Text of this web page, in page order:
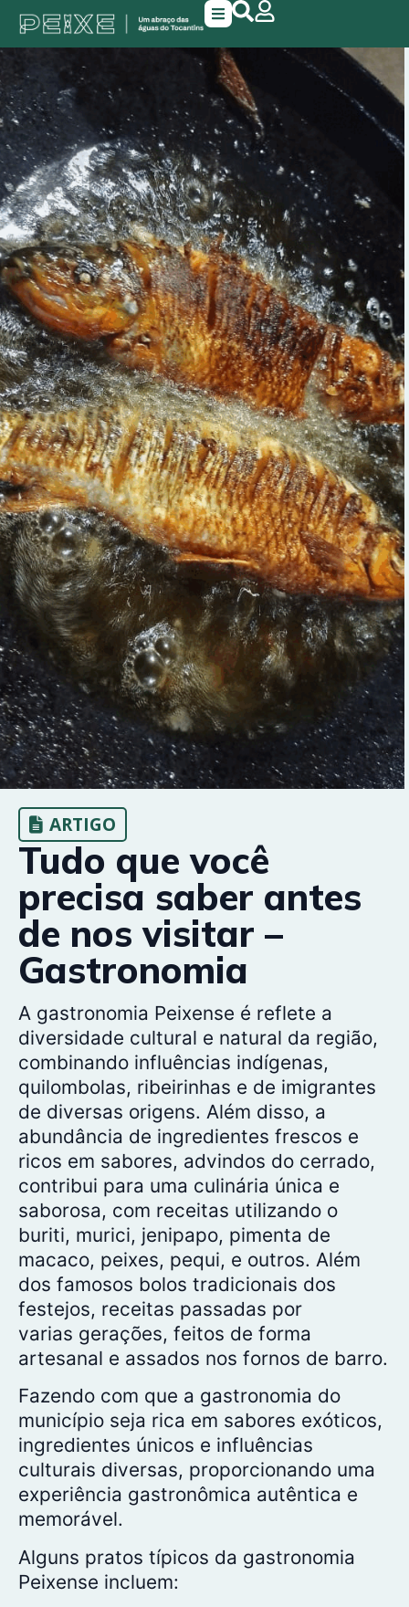
ARTIGO
Tudo que você
precisa saber antes
de nos visitar –
Gastronomia
A gastronomia Peixense é reflete a
diversidade cultural e natural da região,
combinando influências indígenas,
quilombolas, ribeirinhas e de imigrantes
de diversas origens. Além disso, a
abundância de ingredientes frescos e
ricos em sabores, advindos do cerrado,
contribui para uma culinária única e
saborosa, com receitas utilizando o
buriti, murici, jenipapo, pimenta de
macaco, peixes, pequi, e outros. Além
dos famosos bolos tradicionais dos
festejos, receitas passadas por
varias gerações, feitos de forma
artesanal e assados nos fornos de barro.
Fazendo com que a gastronomia do
município seja rica em sabores exóticos,
ingredientes únicos e influências
culturais diversas, proporcionando uma
experiência gastronômica autêntica e
memorável.
Alguns pratos típicos da gastronomia
Peixense incluem: